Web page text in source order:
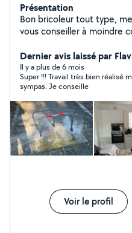
Présentation
Bon bricoleur tout type,
vous conseiller à moindre
Dernier avis laissé par
Il y a plus de 6 mois
Super !!! Travail très bien réalisé
sympas. Je conseille
Voir le profil